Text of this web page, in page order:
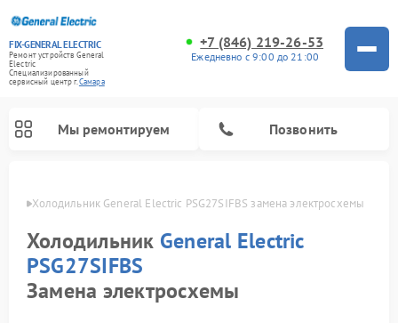
FIX-GENERAL ELECTRIC
Ремонт устройств General
Electric
Специализированный
cервисный центр г.Самара
+7 (846) 219-26-53
Ежедневно с 9:00 до 21:00
Мы ремонтируем Позвонить
Холодильник General Electric PSG27SIFBS замена электросхемы
Холодильник General Electric
PSG27SIFBS
Замена электросхемы